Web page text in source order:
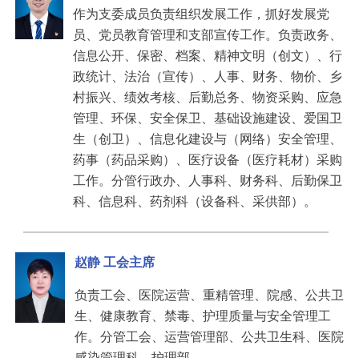
作为支委成员负责组织发展工作，抓好发展党
员、党员教育管理和支部宣传工作。负责政务、
信息公开、保密、档案、精神文明（创文）、行
政统计、法治（宣传）、人事、财务、物价、乡
村振兴、绩效考核、后勤总务、物资采购、应急
管理、环保、安全保卫、基础设施建设、爱国卫
生（创卫）、信息化建设与（网络）安全管理、
药事（药品采购）、医疗设备（医疗耗材）采购
工作。分管行政办、人事科、财务科、后勤保卫
科、信息科、药剂科（设备科、采供部）。
赵静 工会主席
负责工会、医院运营、重精管理、院感、公共卫
生、健康教育、禁毒、护理质量与安全管理工
作。分管工会、运营管理部、公共卫生科、医院